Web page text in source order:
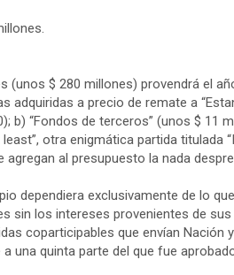
(unos $ 280 millones) provendrá el
a precio de remate a
b) “Fondos de terceros” (unos $ 11
otra enigmática partida titulada
al presupuesto la nada
dependiera exclusivamente de lo
sin los intereses provenientes de
coparticipables que envían Nación
una quinta parte del que fue